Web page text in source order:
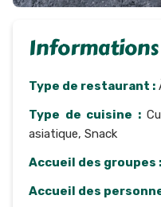
Informations
Type de restaurant :
Type de cuisine :
asiatique, Snack
Accueil des groupes :
Accueil des